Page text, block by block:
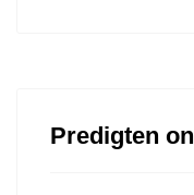
Predigten